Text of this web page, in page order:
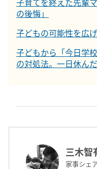
の後悔」
子どもの可能性を広
子どもから「今日学
の対処法。一日休ん
三木智
家事シェ